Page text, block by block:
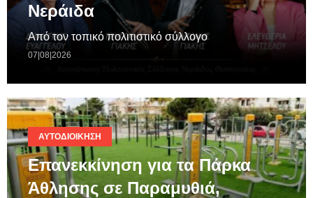
Νεράιδα
Από τον τοπικό πολιτιστικό σύλλογο
07|08|2026
ΑΥΤΟΔΙΟΊΚΗΣΗ
Επανεκκίνηση για τα Πάρκα
Άθλησης σε Παραμυθιά,